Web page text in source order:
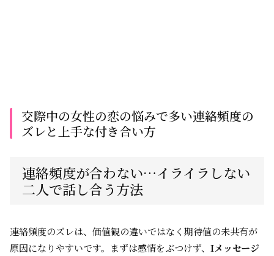
交際中の女性の恋の悩みで多い連絡頻度の
ズレと上手な付き合い方
連絡頻度が合わない…イライラしない
二人で話し合う方法
連絡頻度のズレは、価値観の違いではなく期待値の未共有が
原因になりやすいです。まずは感情をぶつけず、 Iメッセージ